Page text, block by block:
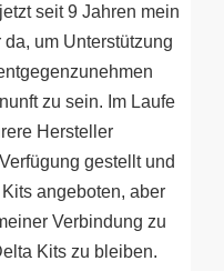
seit 9 Jahren mein
um Unterstützung
zu sein. Im Laufe
Hersteller
gestellt und
angeboten, aber
Verbindung zu
Kits zu bleiben.